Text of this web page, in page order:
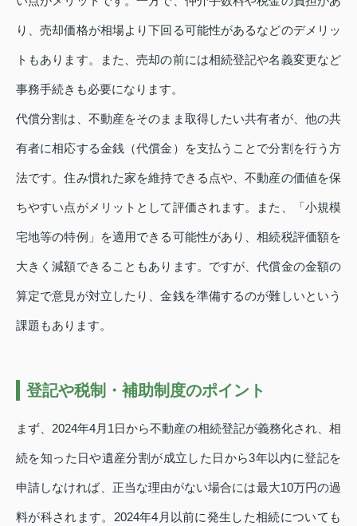
り、売却価格が相場より下回る可能性があるなどのデメリッ
トもあります。また、売却の前には相続登記や名義変更など
事務手続きも必要になります。
代償分割は、不動産をそのまま取得したい共有者が、他の共
有者に相応する金銭（代償金）を支払うことで分割を行う方
法です。住み慣れた家を維持できる点や、不動産の価値を保
ちやすい点がメリットとして評価されます。また、「小規模
宅地等の特例」を適用できる可能性があり、相続税評価額を
大きく減額できることもあります。ですが、代償金の金額の
算定で意見が対立したり、金銭を準備するのが難しいという
課題もあります。
登記や税制・補助制度のポイント
まず、2024年4月1日から不動産の相続登記が義務化され、相
続を知った日や遺産分割が成立した日から3年以内に登記を
申請しなければ、正当な理由がない場合には最大10万円の過
料が科されます。2024年4月以前に発生した相続についても